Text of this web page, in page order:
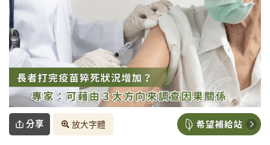
分享 放大字體